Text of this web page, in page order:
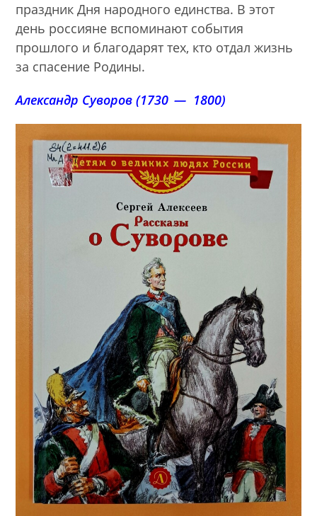
праздник Дня народного единства. В этот
день россияне вспоминают события
прошлого и благодарят тех, кто отдал жизнь
за спасение Родины.
Александр Суворов (1730 — 1800)